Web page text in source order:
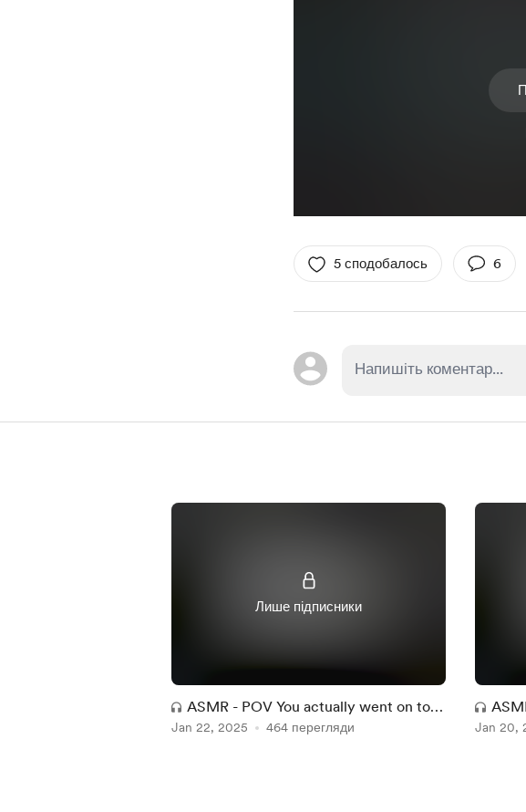
5 сподобалось 6
Лише підписники
ASMR - POV You actually went on tour
with your British Rockstar BF
Jan 22, 2025 464 перегляди Jan 20,